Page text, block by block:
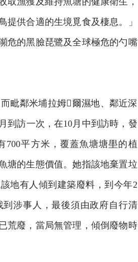
提供合適的生境覓食及棲息。」
危的黑臉琵鷺及全球極危的勺嘴
毗鄰米埔拉姆爾濕地、鄰近深
到訪一次，在10月中到訪時，發
700平方米，覆蓋魚塘塘壆的植
塘的生態價值。她指該地棄置垃
地有人傾到建築廢料，到今年2
涉事人，最後須由政府自行清
荒廢，當局無管理，傾倒廢物時